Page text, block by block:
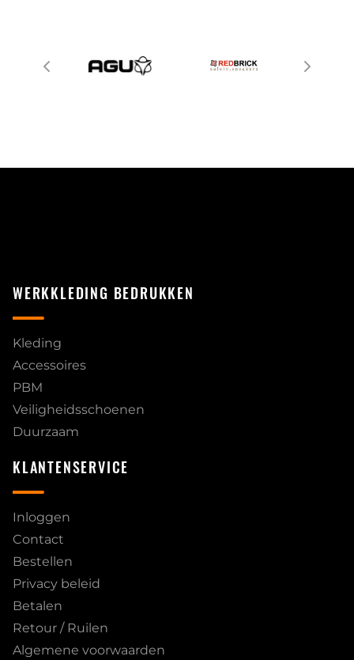
WERKKLEDING BEDRUKKEN
Kleding
Accessoires
PBM
Veiligheidsschoenen
Duurzaam
KLANTENSERVICE
Inloggen
Contact
Bestellen
Privacy beleid
Betalen
Retour / Ruilen
Algemene voorwaarden